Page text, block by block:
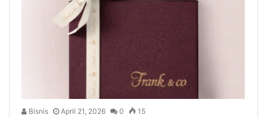
Bisnis April 21, 2026 0 15